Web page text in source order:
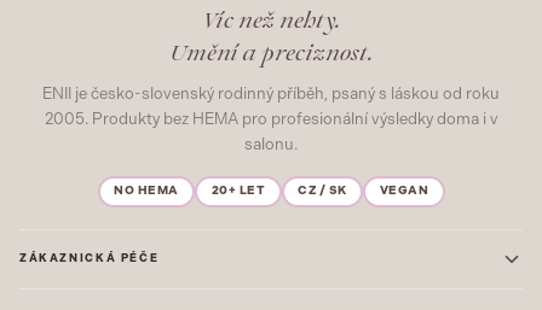
Víc než nehty.
Umění a preciznost.
ENII je česko-slovenský rodinný příběh, psaný s láskou od roku
2005. Produkty bez HEMA pro profesionální výsledky doma i v
salonu.
NO HEMA 20+ LET CZ / SK VEGAN
ZÁKAZNICKÁ PÉČE